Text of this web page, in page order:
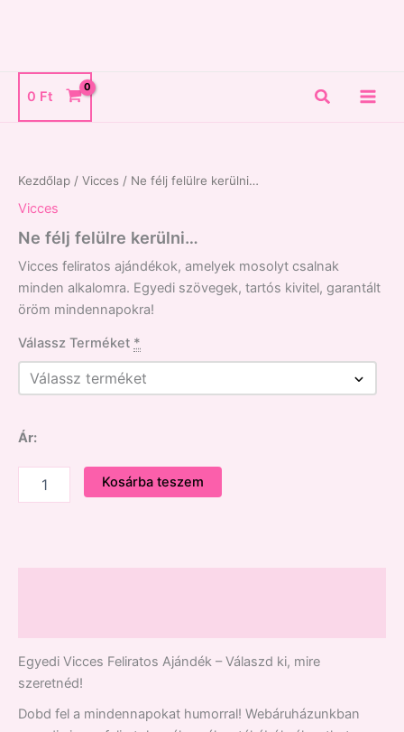
0 Ft Search
Kezdőlap / Vicces / Ne félj felülre kerülni…
Vicces
Ne félj felülre kerülni…
Vicces feliratos ajándékok, amelyek mosolyt csalnak
minden alkalomra. Egyedi szövegek, tartós kivitel, garantált
öröm mindennapokra!
Válassz Terméket *
Ár:
kerülni...
mennyiség
Kosárba teszem
Egyedi Vicces Feliratos Ajándék – Válaszd ki, mire
szeretnéd!
Dobd fel a mindennapokat humorral! Webáruházunkban